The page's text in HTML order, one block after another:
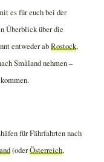
es für euch bei der
Überblick über die
entweder abRostock,
Småland nehmen –
für Fährfahrten nach
(oderÖsterreich,